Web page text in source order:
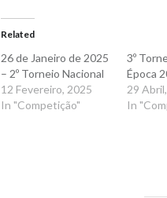
Related
26 de Janeiro de 2025
– 2º Torneio Nacional
12 Fevereiro, 2025
In "Competição"
3º
Época
29
In